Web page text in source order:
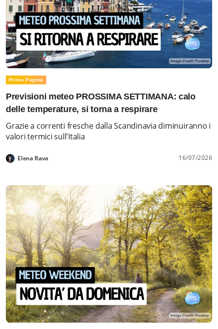
Prima Pagina
Previsioni meteo PROSSIMA SETTIMANA: calo
delle temperature, si torna a respirare
Grazie a correnti fresche dalla Scandinavia diminuiranno i
valori termici sull'Italia
Elena Rava 16/07/2026